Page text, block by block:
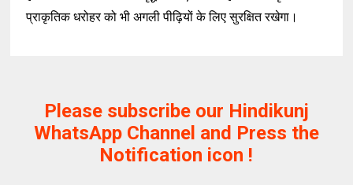
प्राकृतिक धरोहर को भी अगली पीढ़ियों के लिए सुरक्षित रखेगा।
Please subscribe our Hindikunj
WhatsApp Channel and Press the
Notification icon !